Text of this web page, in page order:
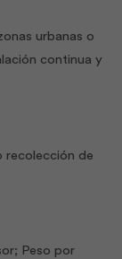
urbanas o
continua y
recolección de
Peso por